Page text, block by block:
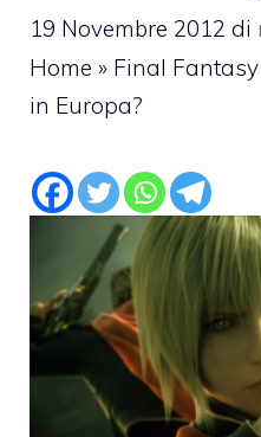
19 Novembre 2012 di
Home » Final
in Europa?